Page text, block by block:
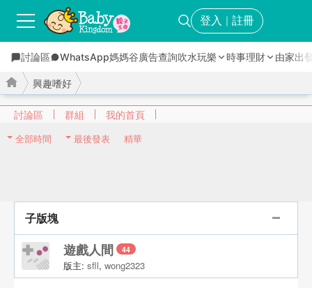
登入 ｜ 註冊
討論區 WhatsApp媽媽谷廣告查詢吹水玩樂 時事理財 由家出
討論區 群組 我的首頁
興趣嗜好
全部時間 最後發表 精華
子版塊
遊戲人間 44
版主: sfll, wong2323